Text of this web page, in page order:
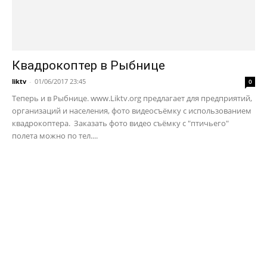
Квадрокоптер в Рыбнице
liktv - 01/06/2017 23:45 0
Теперь и в Рыбнице. www.Liktv.org предлагает для предприятий,
организаций и населения, фото видеосъёмку с использованием
квадрокоптера. Заказать фото видео съёмку с "птичьего"
полета можно по тел....